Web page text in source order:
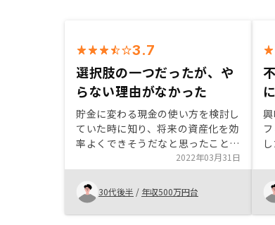
3.7
選択肢の一つだったが、や
らない理由がなかった
貯金に変わる現金の使い方を検討し
ていた時に知り、将来の資産化を効
率よくできそうだなと思ったことが
決め手でした。また、リスクやメリ
ットもわかりやすく担当の方にご案
内いただいたので、安心して契約ま
で進むことができました。
2022年03月31日
30代後半 / 年収500万円台